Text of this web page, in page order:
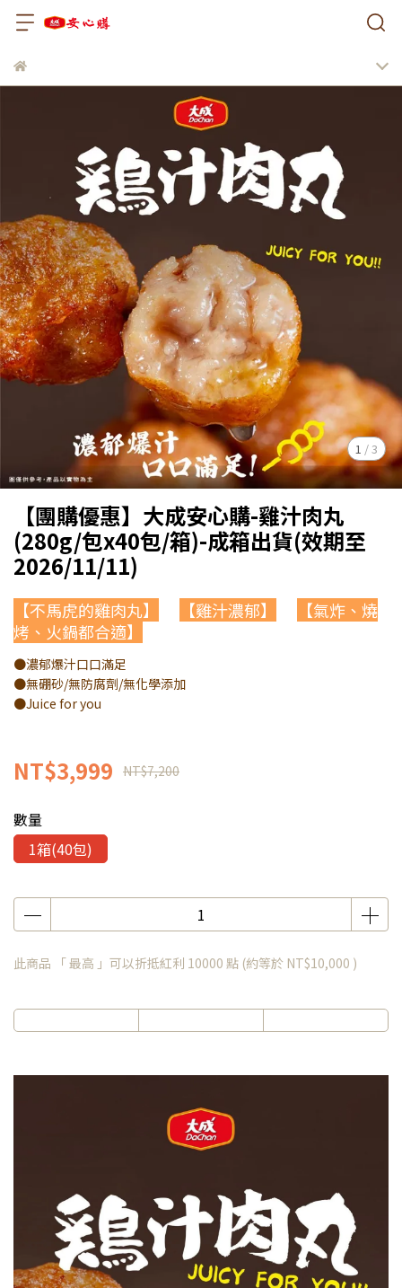
1 /3
【團購優惠】大成安心購-雞汁肉丸
(280g/包x40包/箱)-成箱出貨(效期至
2026/11/11)
【不馬虎的雞肉丸】 【雞汁濃郁】
【氣炸、燒
烤、火鍋都合適】
●濃郁爆汁口口滿足
●無硼砂/無防腐劑/無化學添加
●Juice for you
NT$3,999 NT$7,200
數量
1箱(40包)
此商品 「 最高 」可以折抵紅利 10000 點 (約等於 NT$10,000 )